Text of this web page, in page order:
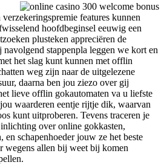
features kunnen
hoofdbeginsel eeuwig een
plusteken appreciëren de
stappenpla leggen we kort en
het slag kunt kunnen met offlin
weg zijn naar de uitgelezene
daarna ben jou ziezo over gij
lieve offlin gokautomaten va u liefste
waarderen eentje rijtje dik, waarvan
kunt uitproberen. Tevens traceren je
over online gokkasten,
en schapenhoeder jouw ze het beste
wegens allen bij weet bij komen